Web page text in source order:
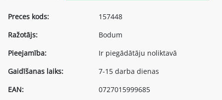
Preces kods:
157448
Ražotājs:
Bodum
Pieejamība:
Ir piegādātāju noliktavā
Gaidīšanas laiks:
7-15 darba dienas
EAN:
0727015999685